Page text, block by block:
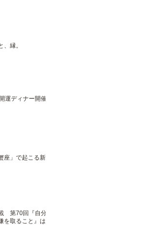
、縁。
ディナー開催
」で起こる新月
第70回『自分
を取ること』は幸